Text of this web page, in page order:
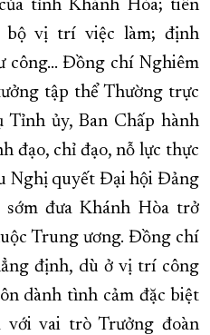
tỉnh Khánh Hòa; tiên
bộ vị trí việc làm; định
công… Đồng chí Nghiêm
tập thể Thường trực
Tỉnh ủy, Ban Chấp hành
đạo, chỉ đạo, nỗ lực thực
Nghị quyết Đại hội Đảng
đưa Khánh Hòa trở
Trung ương. Đồng chí
định, dù ở vị trí công
dành tình cảm đặc biệt
với vai trò Trưởng đoàn